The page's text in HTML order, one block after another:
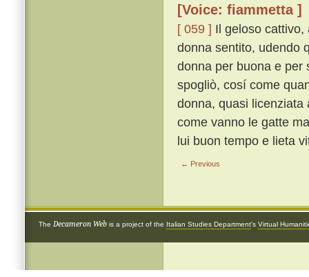
[Voice: fiammetta ]
[ 059 ] Il geloso
donna sentito, udendo
donna per buona e per
spogliò, cosí come
donna, quasi licenziata
come vanno le gatte
lui buon tempo e lieta
← Previous
The Decameron Web is a project of the Italian Studies Department's Virtual